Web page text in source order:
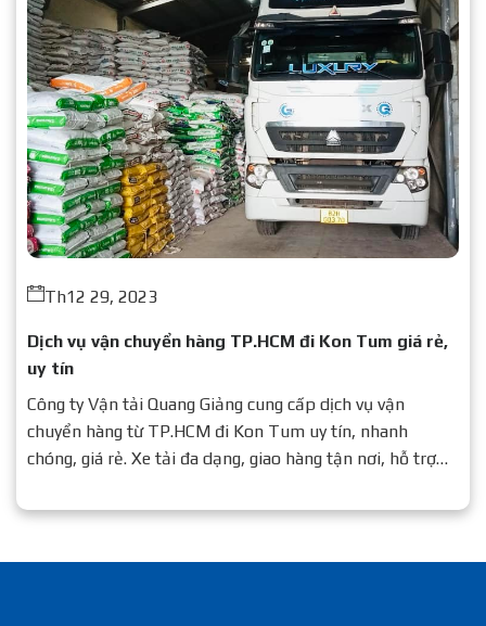
Th12 29, 2023
Dịch vụ vận chuyển hàng TP.HCM đi Kon Tum giá rẻ,
uy tín
Công ty Vận tải Quang Giảng cung cấp dịch vụ vận
chuyển hàng từ TP.HCM đi Kon Tum uy tín, nhanh
chóng, giá rẻ. Xe tải đa dạng, giao hàng tận nơi, hỗ trợ